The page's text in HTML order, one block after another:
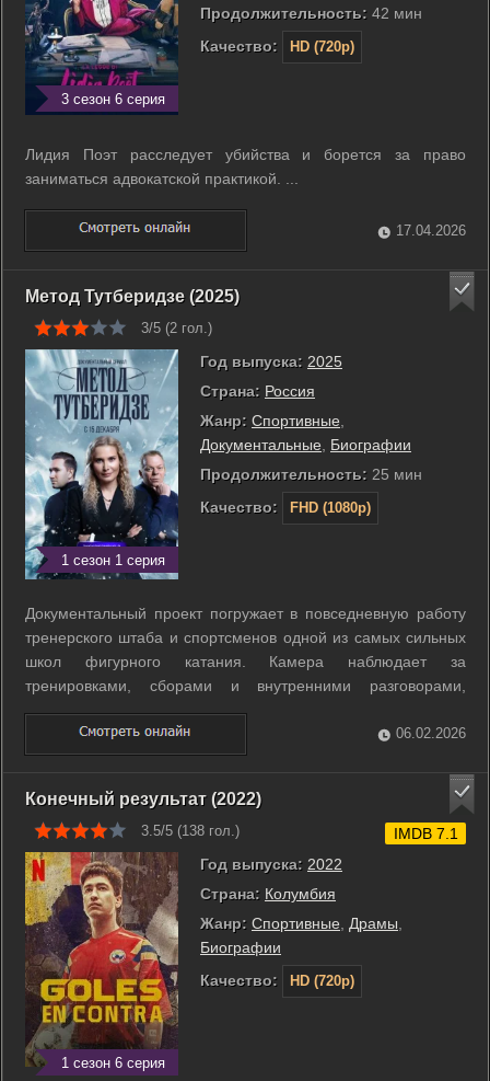
3 сезон 6 серия
Продолжительность: 42 мин
Качество:
HD (720p)
Лидия Поэт расследует убийства и борется за право
заниматься адвокатской практикой. ...
17.04.2026
Метод Тутберидзе (2025)
3/5 (2 гол.)
1 сезон 1 серия
Год выпуска: 2025
Страна: Россия
Жанр: Cпортивные
Документальные
Биографии
Продолжительность: 25 мин
Качество:
FHD (1080p)
Документальный проект погружает в повседневную работу
тренерского штаба и спортсменов одной из самых сильных
школ фигурного катания. Камера наблюдает за
тренировками, сборами и внутренними разговорами,
которые обычно остаются за закрытыми дверями. Видно,
как формируется система требований и почему даже
мелкие детали имеют значение. История ...
06.02.2026
Конечный результат (2022)
3.5/5 (138 гол.)
1 сезон 6 серия
Год выпуска: 2022
Страна: Колумбия
Жанр: Cпортивные, Драмы,
Биографии
Качество:
HD (720p)
IMDB 7.1